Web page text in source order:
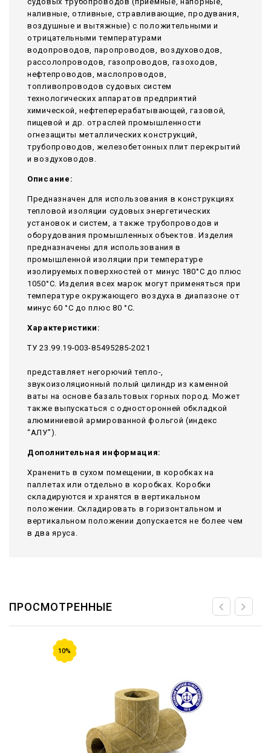
наливные, отливные, стравливающие, продувания,
воздушные и вытяжные) с положительными и
отрицательными температурами
водопроводов, паропроводов, воздуховодов,
рассолопроводов, газопроводов, газоходов,
нефтепроводов, маслопроводов,
топливопроводов судовых систем
технологических аппаратов предприятий
химической, нефтеперерабатывающей, газовой,
пищевой и др. отраслей промышленности
огнезащиты металлических конструкций,
трубопроводов, железобетонных плит перекрытий
и воздуховодов.
Описание:
Предназначен для использования в конструкциях
тепловой изоляции судовых энергетических
установок и систем, а также трубопроводов и
оборудования промышленных объектов. Изделия
предназначены для использования в
промышленной изоляции при температуре
изолируемых поверхностей от минус 180°С до плюс
1050°С. Изделия всех марок могут применяться при
температуре окружающего воздуха в диапазоне от
минус 60 °С до плюс 80 °С.
Характеристики:
ТУ 23.99.19-003-85495285-2021
представляет негорючий тепло-,
звукоизоляционный полый цилиндр из каменной
ваты на основе базальтовых горных пород. Может
также выпускаться с односторонней обкладкой
алюминиевой армированной фольгой (индекс
“АЛУ”).
Дополнительная информация:
Храненить в сухом помещении, в коробках на
паллетах или отдельно в коробках. Коробки
складируются и хранятся в вертикальном
положении. Складировать в горизонтальном и
вертикальном положении допускается не более чем
в два яруса.
ПРОСМОТРЕННЫЕ
10%